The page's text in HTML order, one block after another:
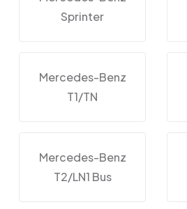
Sprinter
Mercedes-Benz
T1/TN
Mercedes-Benz
T2/LN1 Bus